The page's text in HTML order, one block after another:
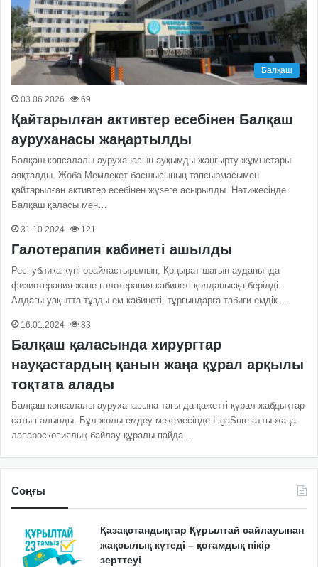
Балқаш
03.06.2026 69
Қайтарылған активтер есебінен Балқаш
ауруханасы жаңартылды
Балқаш көпсалалы ауруханасын ауқымды жаңғырту жұмыстары
аяқталды. Жоба Мемлекет басшысының тапсырмасымен
қайтарылған активтер есебінен жүзеге асырылды. Нәтижесінде
Балқаш қаласы мен…
31.10.2024 121
Галотерапия кабинеті ашылды
Республика күні орайластырылып, Қоңырат шағын ауданында
физиотерапия және галотерапия кабинеті қолданысқа берілді.
Алдағы уақытта тұзды ем кабинеті, тұрғындарға табиғи емдік…
16.01.2024 83
Балқаш қаласында хирургтар
науқастардың қанын жаңа құрал арқылы
тоқтата алады
Балқаш көпсалалы ауруханасына тағы да қажетті құрал-жабдықтар
сатып алынды. Бұл жолы емдеу мекемесінде LigaSure атты жаңа
лапароскопиялық байлау құралы пайда…
Соңғы
Қазақстандықтар Құрылтай сайлауынан
жақсылық күтеді – қоғамдық пікір
зерттеуі